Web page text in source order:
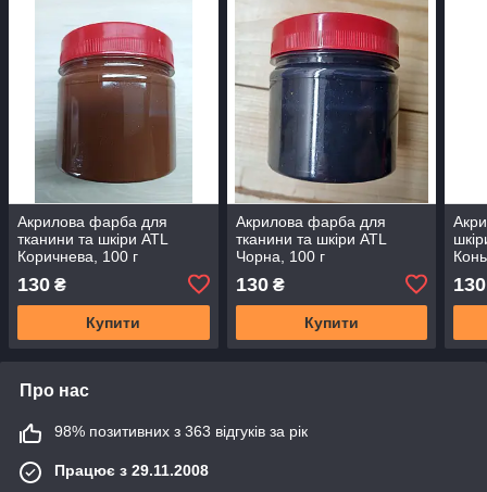
Акрилова фарба для
тканини та шкіри ATL
Коричнева, 100 г
130 ₴
Купити
Акрилова фарба для
тканини та шкіри ATL
Чорна, 100 г
130₴
Купити
130
Про нас
98% позитивних з 363 відгуків за рік
Працює з 29.11.2008